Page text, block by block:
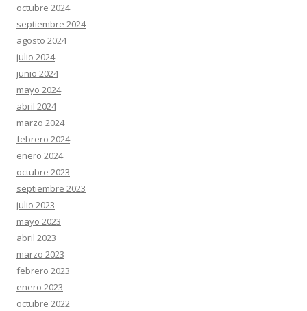
octubre 2024
septiembre 2024
agosto 2024
julio 2024
junio 2024
mayo 2024
abril 2024
marzo 2024
febrero 2024
enero 2024
octubre 2023
septiembre 2023
julio 2023
mayo 2023
abril 2023
marzo 2023
febrero 2023
enero 2023
octubre 2022